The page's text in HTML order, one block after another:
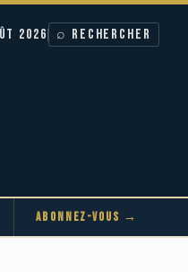
2026 ⌕ RECHERCHER
ABONNEZ-VOUS →